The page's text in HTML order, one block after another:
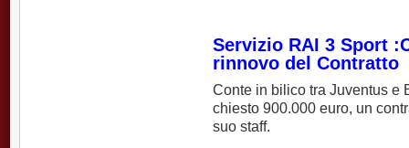
Servizio RAI 3 Sport
rinnovo del Contratto
Conte in bilico tra Juventus e
chiesto 900.000 euro, un
suo staff.